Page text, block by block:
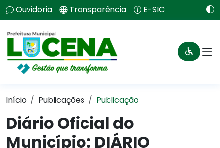
Ouvidoria Transparência E-SIC
Início Publicações Publicação
Diário Oficial do
Município: DIÁRIO